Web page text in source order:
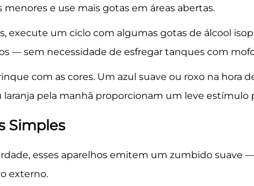
e use mais gotas em áreas abertas.
execute um ciclo com algumas gotas de álcool
— sem necessidade de esfregar tanques com
com as cores. Um azul suave ou roxo na hora
pela manhã proporcionam um leve estímulo
Simples
esses aparelhos emitem um zumbido suave
externo.